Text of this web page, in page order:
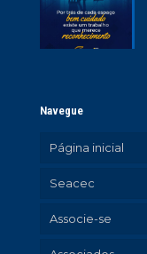
Navegue
Página inicial
Seacec
Associe-se